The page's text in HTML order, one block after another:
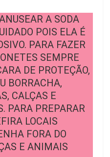
A SODA
POIS ELA É
PARA FAZER
SEMPRE
DE PROTEÇÃO,
BORRACHA,
CALÇAS E
PARA PREPARAR
LOCAIS
FORA DO
E ANIMAIS